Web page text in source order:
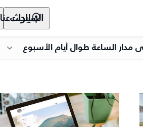
السيارات
ابحث عنا
مدار الساعة طوال أيام الأسبوع